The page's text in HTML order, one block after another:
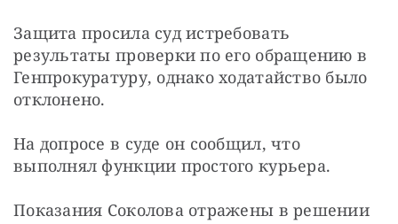
Защита просила суд истребовать
результаты проверки по его обращению в
Генпрокуратуру, однако ходатайство было
отклонено.
На допросе в суде он сообщил, что
выполнял функции простого курьера.
Показания Соколова отражены в решении